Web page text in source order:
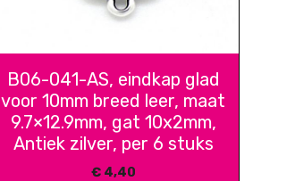
B06-041-AS, eindkap glad
voor 10mm breed leer, maat
9.7×12.9mm, gat 10x2mm,
Antiek zilver, per 6 stuks
€4,40